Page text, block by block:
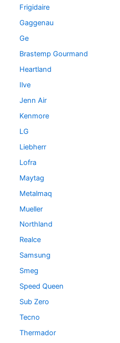
Frigidaire
Gaggenau
Ge
Brastemp Gourmand
Heartland
Ilve
Jenn Air
Kenmore
LG
Liebherr
Lofra
Maytag
Metalmaq
Mueller
Northland
Realce
Samsung
Smeg
Speed Queen
Sub Zero
Tecno
Thermador